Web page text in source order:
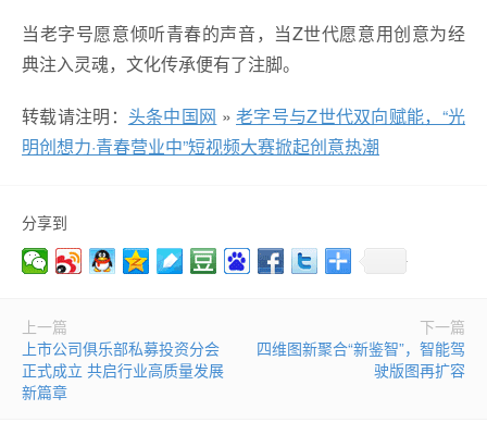
当老字号愿意倾听青春的声音，当Z世代愿意用创意为经
典注入灵魂，文化传承便有了注脚。
转载请注明： 头条中国网 »老字号与Z世代双向赋能，“光
明创想力·青春营业中”短视频大赛掀起创意热潮
分享到
上一篇
上市公司俱乐部私募投资分会
正式成立 共启行业高质量发展
新篇章
下一篇
四维图新聚合“新鉴智”，智能驾
驶版图再扩容